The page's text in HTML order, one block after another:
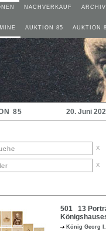
NACHVERKAUF ARCHIV
AUKTION 85 AUKTION
85 20. Juni
x
x
501 13
König Georg